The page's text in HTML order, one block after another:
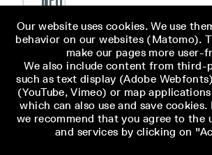
Our website uses cookies. We use
behavior on our websites (Matomo).
make our pages more user-
We also include content from third-
such as text display (Adobe
(YouTube, Vimeo) or map
which can also use and save
we recommend that you agree to the
and services by clicking on